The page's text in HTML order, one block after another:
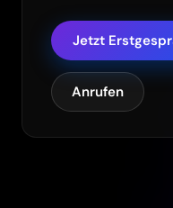
Jetzt
Anrufen